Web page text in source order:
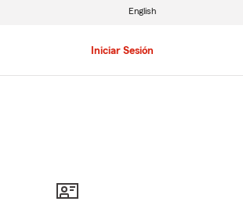
Iniciar Sesión
English